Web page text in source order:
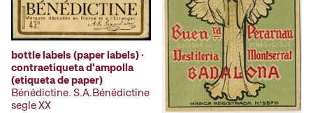
bottle labels (paper labels) ·
contraetiqueta d'ampolla
(etiqueta de paper)
Bénédictine. S.A.Bénédictine
segle XX